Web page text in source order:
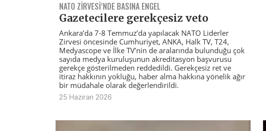
NATO ZIRVESI’NDE BASINA ENGEL
Gazetecilere gerekçesiz veto
Ankara’da 7-8 Temmuz’da yapılacak NATO Liderler
Zirvesi öncesinde Cumhuriyet, ANKA, Halk TV, T24,
Medyascope ve İlke TV’nin de aralarında bulunduğu çok
sayıda medya kuruluşunun akreditasyon başvurusu
gerekçe gösterilmeden reddedildi. Gerekçesiz ret ve
itiraz hakkının yokluğu, haber alma hakkına yönelik ağır
bir müdahale olarak değerlendirildi.
25 Haziran 2026